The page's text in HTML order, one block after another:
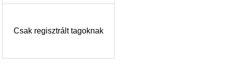
Csak regisztrált tagoknak